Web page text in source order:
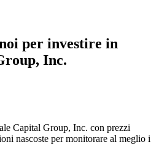
per investire in
Inc.
Capital Group, Inc. con prezzi
nascoste per monitorare al meglio i